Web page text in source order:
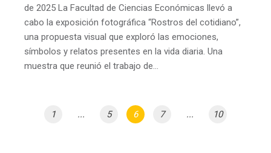
de 2025 La Facultad de Ciencias Económicas llevó a
cabo la exposición fotográfica “Rostros del cotidiano”,
una propuesta visual que exploró las emociones,
símbolos y relatos presentes en la vida diaria. Una
muestra que reunió el trabajo de…
1 ... 5 6 7 ... 10